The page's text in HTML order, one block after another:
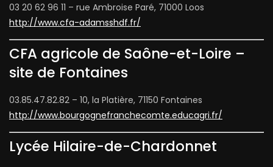
03 20 62 96 11 – rue Ambroise Paré, 71000 Loos
http://www.cfa-adamsshdf.fr/
CFA agricole de Saône-et-Loire –
site de Fontaines
03.85.47.82.82 – 10, la Platière, 71150 Fontaines
http://www.bourgognefranchecomte.educagri.fr/
Lycée Hilaire-de-Chardonnet